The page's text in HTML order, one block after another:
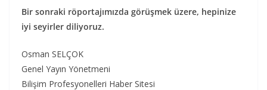
Bir sonraki röportajımızda görüşmek üzere, hepinize
iyi seyirler diliyoruz.
Osman SELÇOK
Genel Yayın Yönetmeni
Bilişim Profesyonelleri Haber Sitesi